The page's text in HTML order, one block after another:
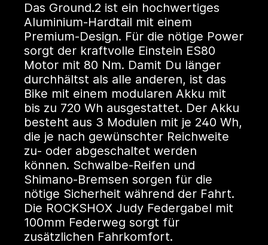
Das Ground.2 ist ein hochwertiges
Aluminium-Hardtail mit einem
Premium-Design. Für die nötige Power
sorgt der kraftvolle Einstein ES80
Motor mit 80 Nm. Damit Du länger
durchhältst als alle anderen, ist das
Bike mit einem modularen Akku mit
bis zu 720 Wh ausgestattet. Der Akku
besteht aus 3 Modulen mit je 240 Wh,
die je nach gewünschter Reichweite
zu- oder abgeschaltet werden
können. Schwalbe-Reifen und
Shimano-Bremsen sorgen für die
nötige Sicherheit während der Fahrt.
Die ROCKSHOX Judy Federgabel mit
100mm Federweg sorgt für
zusätzlichen Fahrkomfort.